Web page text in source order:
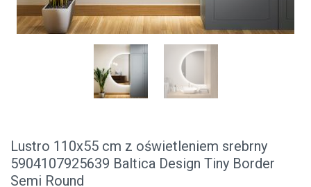
Lustro 110x55 cm z oświetleniem srebrny
5904107925639 Baltica Design Tiny Border
Semi Round